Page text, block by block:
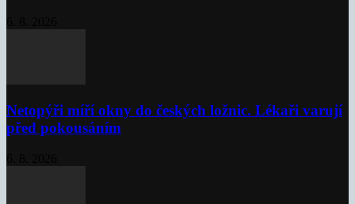
Netopýři míří okny do českých ložnic. Lékaři varují
před pokousáním